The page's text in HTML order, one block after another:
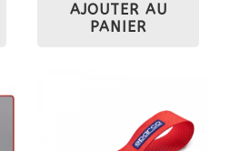
AJOUTER AU
PANIER